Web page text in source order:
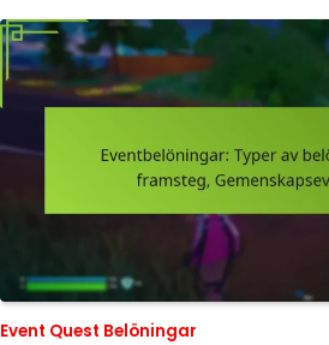
Event Quest Belöningar